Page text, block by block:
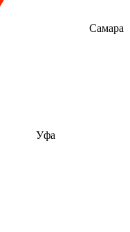
Самара
Уфа